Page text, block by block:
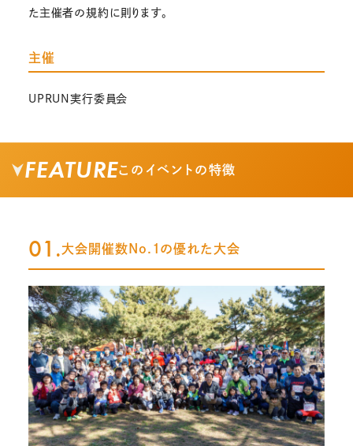
た主催者の規約に則ります。
主催
UPRUN実行委員会
FEATUREこのイベントの特徴
01.大会開催数No.1の優れた大会